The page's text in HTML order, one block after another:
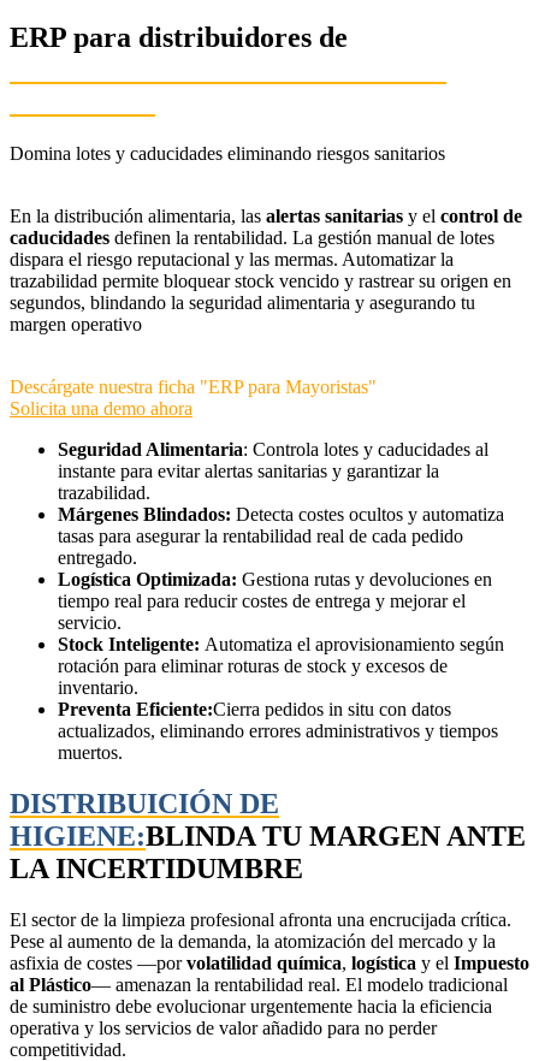
ERP para distribuidores de
Domina lotes y caducidades eliminando riesgos sanitarios
En la distribución alimentaria, las alertas sanitarias y el control de
caducidades definen la rentabilidad. La gestión manual de lotes
dispara el riesgo reputacional y las mermas. Automatizar la
trazabilidad permite bloquear stock vencido y rastrear su origen en
segundos, blindando la seguridad alimentaria y asegurando tu
margen operativo
Descárgate nuestra ficha "ERP para Mayoristas"
Solicita una demo ahora
Seguridad Alimentaria: Controla lotes y caducidades al
instante para evitar alertas sanitarias y garantizar la
trazabilidad.
Márgenes Blindados: Detecta costes ocultos y automatiza
tasas para asegurar la rentabilidad real de cada pedido
entregado.
Logística Optimizada: Gestiona rutas y devoluciones en
tiempo real para reducir costes de entrega y mejorar el
servicio.
Stock Inteligente: Automatiza el aprovisionamiento según
rotación para eliminar roturas de stock y excesos de
inventario.
Preventa Eficiente:Cierra pedidos in situ con datos
actualizados, eliminando errores administrativos y tiempos
muertos.
DISTRIBUICIÓN DE
HIGIENE:BLINDA TU MARGEN ANTE
LA INCERTIDUMBRE
El sector de la limpieza profesional afronta una encrucijada crítica.
Pese al aumento de la demanda, la atomización del mercado y la
asfixia de costes —porvolatilidad química, logística y el Impuesto
al Plástico— amenazan la rentabilidad real. El modelo tradicional
de suministro debe evolucionar urgentemente hacia la eficiencia
operativa y los servicios de valor añadido para no perder
competitividad.